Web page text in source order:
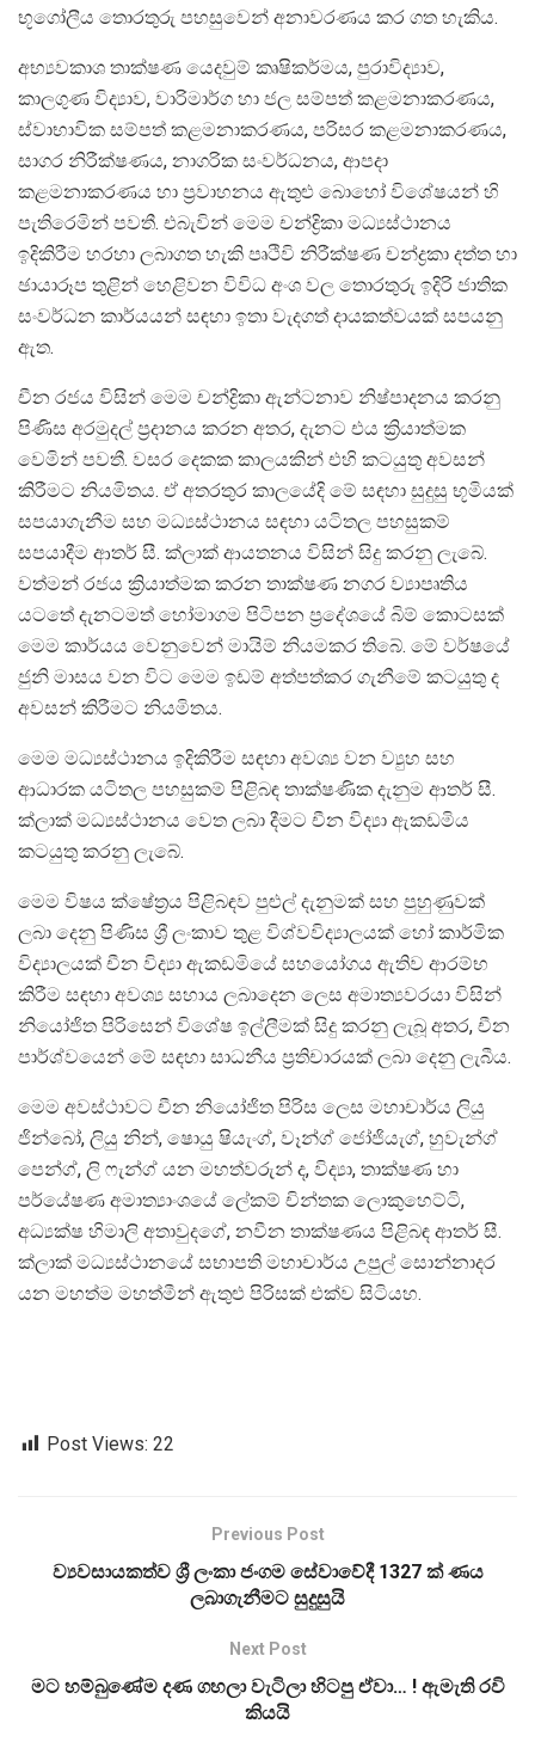
භූගෝලීය තොරතුරු පහසුවෙන් අනාවරණය කර ගත හැකිය.
අභ්‍යවකාශ තාක්ෂණ යෙදවුම් කෘෂිකර්මය, පුරාවිද්‍යාව,
කාලගුණ විද්‍යාව, වාරිමාර්ග හා ජල සම්පත් කළමනාකරණය,
ස්වාභාවික සම්පත් කළමනාකරණය, පරිසර කළමනාකරණය,
සාගර නිරීක්ෂණය, නාගරික සංවර්ධනය, ආපදා
කළමනාකරණය හා ප්‍රවාහනය ඇතුළු බොහෝ විශේෂයන් හි
පැතිරෙමින් පවතී. එබැවින් මෙම චන්ද්‍රිකා මධ්‍යස්ථානය
ඉදිකිරීම හරහා ලබාගත හැකි පෘථිවි නිරීක්ෂණ චන්ද්‍රකා දත්ත හා
ඡායාරූප තුළින් හෙළිවන විවිධ අංශ වල තොරතුරු ඉදිරි ජාතික
සංවර්ධන කාර්යයන් සඳහා ඉතා වැදගත් දායකත්වයක් සපයනු
ඇත.
චීන රජය විසින් මෙම චන්ද්‍රිකා ඇන්ටනාව නිෂ්පාදනය කරනු
පිණිස අරමුදල් ප්‍රදානය කරන අතර, දැනට එය ක්‍රියාත්මක
වෙමින් පවතී. වසර දෙකක කාලයකින් එහි කටයුතු අවසන්
කිරීමට නියමිතය. ඒ අතරතුර කාලයේදි මේ සඳහා සුදුසු භූමියක්
සපයාගැනීම සහ මධ්‍යස්ථානය සඳහා යටිතල පහසුකම්
සපයාදීම ආතර් සී. ක්ලාක් ආයතනය විසින් සිදු කරනු ලැබේ.
වත්මන් රජය ක්‍රියාත්මක කරන තාක්ෂණ නගර ව්‍යාපෘතිය
යටතේ දැනටමත් හෝමාගම පිටිපන ප්‍රදේශයේ බිම් කොටසක්
මෙම කාර්යය වෙනුවෙන් මායිම් නියමකර තිබේ. මේ වර්ෂයේ
ජුනි මාසය වන විට මෙම ඉඩම් අත්පත්කර ගැනීමේ කටයුතු ද
අවසන් කිරීමට නියමිතය.
මෙම මධ්‍යස්ථානය ඉදිකිරීම සඳහා අවශ්‍ය වන ව්‍යුහ සහ
ආධාරක යටිතල පහසුකම් පිළිබඳ තාක්ෂණික දැනුම ආතර් සී.
ක්ලාක් මධ්‍යස්ථානය වෙත ලබා දීමට චීන විද්‍යා ඇකඩමිය
කටයුතු කරනු ලැබේ.
මෙම විෂය ක්ෂේත්‍රය පිළිබඳව පුළුල් දැනුමක් සහ පුහුණුවක්
ලබා දෙනු පිණිස ශ්‍රී ලංකාව තුළ විශ්වවිද්‍යාලයක් හෝ කාර්මික
විද්‍යාලයක් චීන විද්‍යා ඇකඩමියේ සහයෝගය ඇතිව ආරම්භ
කිරීම සඳහා අවශ්‍ය සහාය ලබාදෙන ලෙස අමාත්‍යවරයා විසින්
නියෝජිත පිරිසෙන් විශේෂ ඉල්ලීමක් සිදු කරනු ලැබූ අතර, චීන
පාර්ශ්වයෙන් මේ සඳහා සාධනීය ප්‍රතිචාරයක් ලබා දෙනු ලැබීය.
මෙම අවස්ථාවට චීන නියෝජිත පිරිස ලෙස මහාචාර්ය ලියු
ජින්බෝ, ලියු නින්, ෂොයු ෂියැංග්, වෑන්ග් ජෝජියැග්, හුවැන්ග්
පෙන්ග්, ලි ෆැන්ග් යන මහත්වරුන් ද, විද්‍යා, තාක්ෂණ හා
පර්යේෂණ අමාත්‍යාංශයේ ලේකම් චින්තක ලොකුහෙට්ටි,
අධ්‍යක්ෂ හිමාලි අතාවුදගේ, නවීන තාක්ෂණය පිළිබඳ ආතර් සී.
ක්ලාක් මධ්‍යස්ථානයේ සභාපති මහාචාර්ය උපුල් සොන්නාදර
යන මහත්ම මහත්මීන් ඇතුළු පිරිසක් එක්ව සිටියහ.
Post Views: 22
Previous Post
ව්‍යවසායකත්ව ශ්‍රී ලංකා ජංගම සේවාවේදී 1327 ක් ණය
ලබාගැනීමට සුදුසුයි
Next Post
මට හම්බු‍ණේම දණ ගහලා වැටිලා හිටපු ඒවා… ! ඇමැති රවි
කියයි